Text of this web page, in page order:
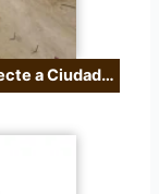
a Ciudad…